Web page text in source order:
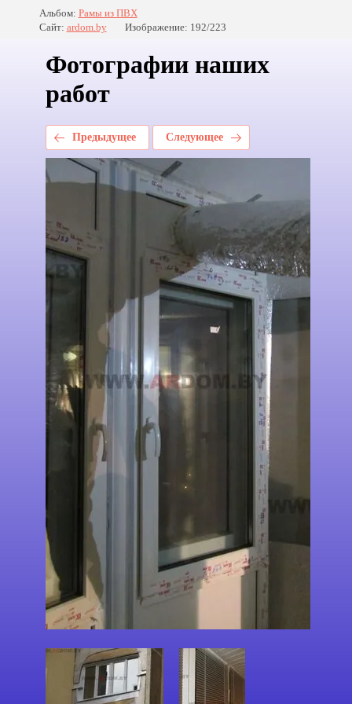
Альбом: Рамы из ПВХ
Сайт: ardom.by Изображение: 192/223
Фотографии наших
работ
Предыдущее Следующее